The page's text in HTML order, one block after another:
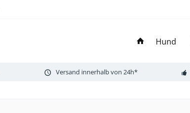
Hund
Versand innerhalb von 24h*